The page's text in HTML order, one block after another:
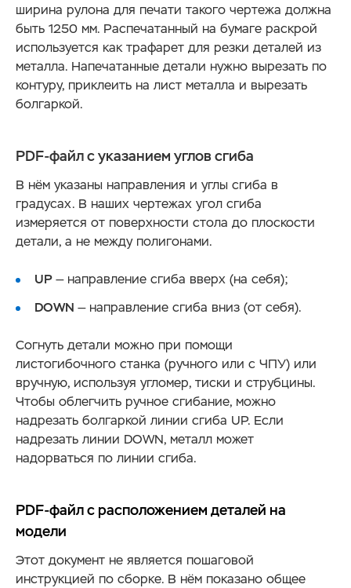
ширина рулона для печати такого чертежа должна
быть 1250 мм. Распечатанный на бумаге раскрой
используется как трафарет для резки деталей из
металла. Напечатанные детали нужно вырезать по
контуру, приклеить на лист металла и вырезать
болгаркой.
PDF-файл с указанием углов сгиба
В нём указаны направления и углы сгиба в
градусах. В наших чертежах угол сгиба
измеряется от поверхности стола до плоскости
детали, а не между полигонами.
UP— направление сгиба вверх (на себя);
DOWN — направление сгиба вниз (от себя).
Согнуть детали можно при помощи
листогибочного станка (ручного или с ЧПУ) или
вручную, используя угломер, тиски и струбцины.
Чтобы облегчить ручное сгибание, можно
надрезать болгаркой линии сгиба UP. Если
надрезать линии DOWN, металл может
надорваться по линии сгиба.
PDF-файл с расположением деталей на
модели
Этот документ не является пошаговой
инструкцией по сборке. В нём показано общее